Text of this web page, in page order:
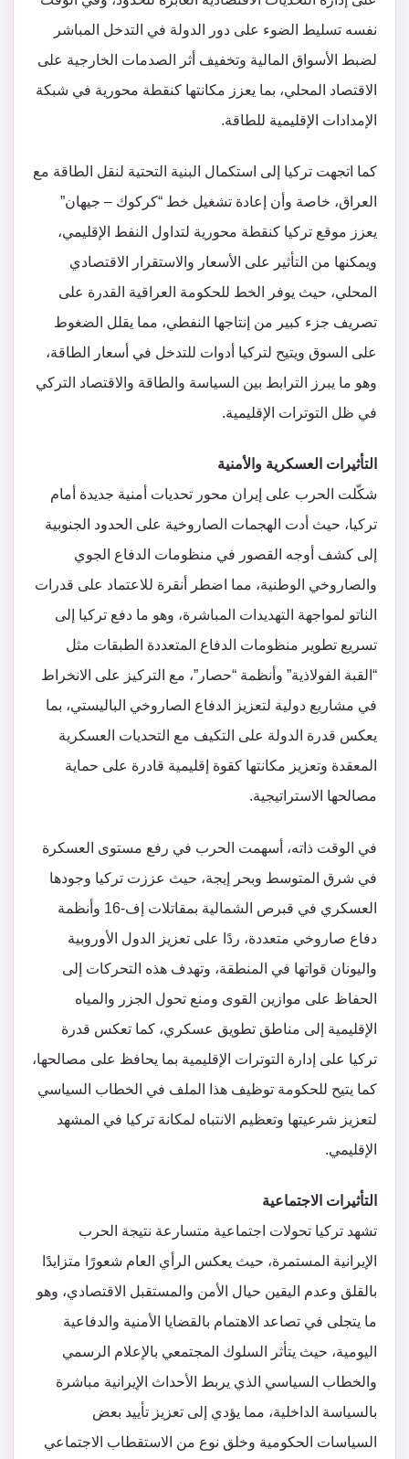
نفسه تسليط الضوء على دور الدولة في التدخل المباشر
لضبط الأسواق المالية وتخفيف أثر الصدمات الخارجية على
الاقتصاد المحلي، بما يعزز مكانتها كنقطة محورية في شبكة
الإمدادات الإقليمية للطاقة.
كما اتجهت تركيا إلى استكمال البنية التحتية لنقل الطاقة مع
العراق، خاصة وأن إعادة تشغيل خط “كركوك – جيهان”
يعزز موقع تركيا كنقطة محورية لتداول النفط الإقليمي،
ويمكنها من التأثير على الأسعار والاستقرار الاقتصادي
المحلي، حيث يوفر الخط للحكومة العراقية القدرة على
تصريف جزء كبير من إنتاجها النفطي، مما يقلل الضغوط
على السوق ويتيح لتركيا أدوات للتدخل في أسعار الطاقة،
وهو ما يبرز الترابط بين السياسة والطاقة والاقتصاد التركي
في ظل التوترات الإقليمية.
التأثيرات العسكرية والأمنية
شكّلت الحرب على إيران محور تحديات أمنية جديدة أمام
تركيا، حيث أدت الهجمات الصاروخية على الحدود الجنوبية
إلى كشف أوجه القصور في منظومات الدفاع الجوي
والصاروخي الوطنية، مما اضطر أنقرة للاعتماد على قدرات
الناتو لمواجهة التهديدات المباشرة، وهو ما دفع تركيا إلى
تسريع تطوير منظومات الدفاع المتعددة الطبقات مثل
“القبة الفولاذية” وأنظمة “حصار”، مع التركيز على الانخراط
في مشاريع دولية لتعزيز الدفاع الصاروخي الباليستي، بما
يعكس قدرة الدولة على التكيف مع التحديات العسكرية
المعقدة وتعزيز مكانتها كقوة إقليمية قادرة على حماية
مصالحها الاستراتيجية.
في الوقت ذاته، أسهمت الحرب في رفع مستوى العسكرة
في شرق المتوسط وبحر إيجة، حيث عززت تركيا وجودها
العسكري في قبرص الشمالية بمقاتلات إف-16 وأنظمة
دفاع صاروخي متعددة، ردًا على تعزيز الدول الأوروبية
واليونان قواتها في المنطقة، وتهدف هذه التحركات إلى
الحفاظ على موازين القوى ومنع تحول الجزر والمياه
الإقليمية إلى مناطق تطويق عسكري، كما تعكس قدرة
تركيا على إدارة التوترات الإقليمية بما يحافظ على مصالحها،
كما يتيح للحكومة توظيف هذا الملف في الخطاب السياسي
لتعزيز شرعيتها وتعظيم الانتباه لمكانة تركيا في المشهد
الإقليمي.
التأثيرات الاجتماعية
تشهد تركيا تحولات اجتماعية متسارعة نتيجة الحرب
الإيرانية المستمرة، حيث يعكس الرأي العام شعورًا متزايدًا
بالقلق وعدم اليقين حيال الأمن والمستقبل الاقتصادي، وهو
ما يتجلى في تصاعد الاهتمام بالقضايا الأمنية والدفاعية
اليومية، حيث يتأثر السلوك المجتمعي بالإعلام الرسمي
والخطاب السياسي الذي يربط الأحداث الإيرانية مباشرة
بالسياسة الداخلية، مما يؤدي إلى تعزيز تأييد بعض
السياسات الحكومية وخلق نوع من الاستقطاب الاجتماعي